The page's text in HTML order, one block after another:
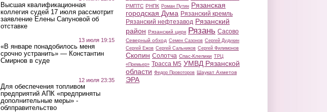
Высшая квалификационная
коллегия судей 17 июля рассмотрит
заявление Елены Сапуновой об
отставке
13 июля 19:15
«В январе понадобилось меня
срочно устранить» — Константин
Смирнов в суде
12 июля 23:35
Для обеспечения топливом
предприятий АПК «предприняты
дополнительные меры» -
облправительство
РМПТС РНПК Роман Путин Рязанская
городская Дума Рязанский кремль
Рязанский нефтезавод Рязанский
район Рязанский цирк Рязань Сасово
Северный обход Семен Сазонов Сергей Дудукин
Сергей Ежов Сергей Сальников Сергей Филимонов
Скопин Солотча Спас-Клепики ТРЦ
«Премьер» Трасса М5 УМВД Рязанской
области Федор Провоторов Шаукат Ахметов
ЭРА